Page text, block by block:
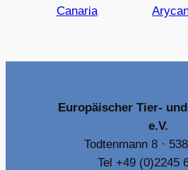
Canaria
Europäischer Tier-
e.V.
Todtenmann 8 ·
Tel +49 (0)2245